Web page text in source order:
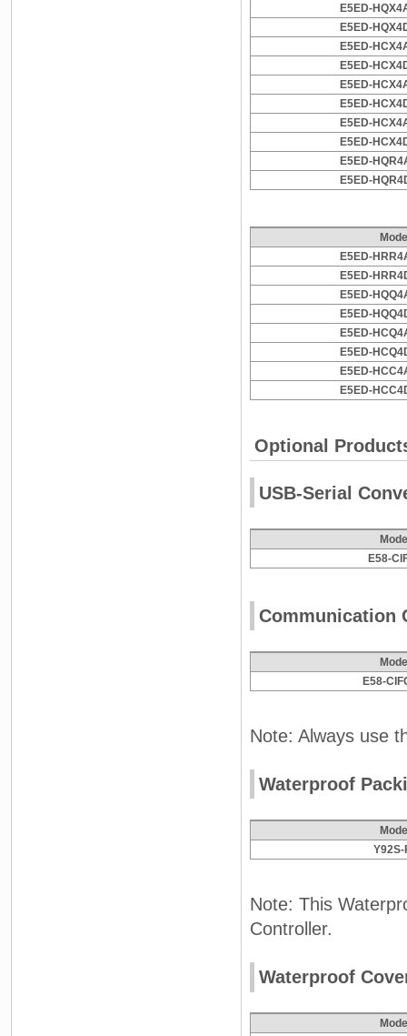
E5ED-
E5ED-
E5ED-
E5ED-
E5ED-
E5ED-
E5ED-
E5ED-
E5ED-
E5ED-
E5ED-
E5ED-
E5ED-
E5ED-
E5ED-
E5ED-
E5ED-
E5ED-
Optional
USB-Serial
E58-
Communication
E58-
Note: Always use
Waterproof
Y92S-
Note: This
Controller.
Waterproof